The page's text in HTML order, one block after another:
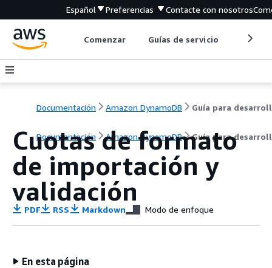
Español Preferencias Contacte con nosotros
Comenzar Guías de servicio
Documentación Amazon DynamoDB
Documentación Amazon DynamoDB Guía para
Cuotas de formato
de importación y
validación
PDF RSS Markdown Modo de enfoque
En esta página